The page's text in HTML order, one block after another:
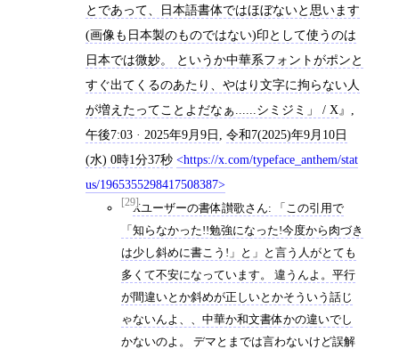
とであって、日本語書体ではほぼないと思います
(画像も日本製のものではない)印として使うのは
日本では微妙。 というか中華系フォントがポンと
すぐ出てくるのあたり、やはり文字に拘らない人
が増えたってことよだなぁ......シミジミ」 / X
午後7:03 · 2025年9月9日
令和7(2025)年9月10日
(水) 0時1分37秒
https://x.com/typeface_anthem/stat
us/1965355298417508387
[29]Xユーザーの書体讃歌さん: 「この引用で
「知らなかった!!勉強になった!今度から肉づき
は少し斜めに書こう!」と」と言う人がとても
多くて不安になっています。 違うんよ。平行
が間違いとか斜めが正しいとかそういう話じ
ゃないんよ、、中華か和文書体かの違いでし
かないのよ。 デマとまでは言わないけど誤解